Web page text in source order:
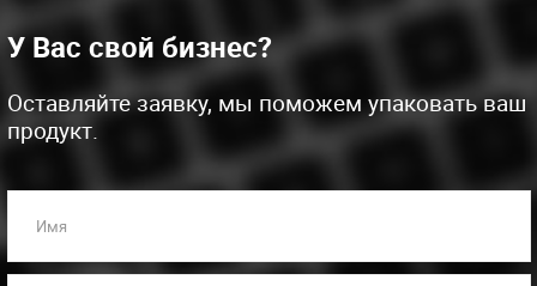
У Вас свой бизнес?
Оставляйте заявку, мы поможем упаковать ваш
продукт.
Имя